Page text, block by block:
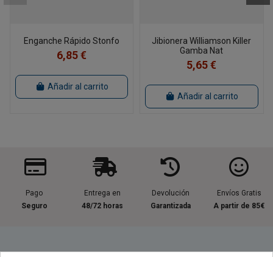
Enganche Rápido Stonfo
6,85 €
Añadir al carrito
Jibionera Williamson Killer
Gamba Nat
5,65 €
Añadir al carrito
Pago
Seguro
Entrega en
48/72 horas
Devolución
Garantizada
Envíos Gratis
A partir de 85€